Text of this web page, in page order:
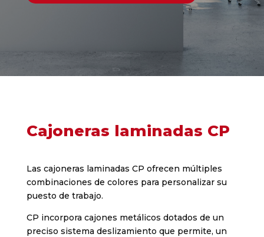
Cajoneras laminadas CP
Las cajoneras laminadas CP ofrecen múltiples
combinaciones de colores para personalizar su
puesto de trabajo.
CP incorpora cajones metálicos dotados de un
preciso sistema deslizamiento que permite, un